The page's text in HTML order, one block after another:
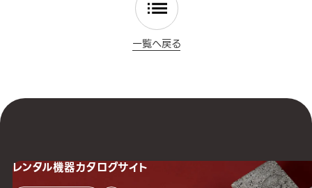
一覧へ戻る
レンタル機器カタログサイト